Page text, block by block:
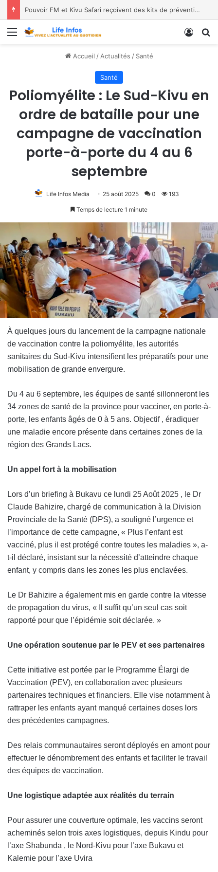
Pouvoir FM et Kivu Safari reçoivent des kits de prévention
Menu
Accueil / Actualités / Santé
Santé
Poliomyélite : Le Sud-Kivu en
ordre de bataille pour une
campagne de vaccination
porte-à-porte du 4 au 6
septembre
Life Infos Media 25 août 2025 0 193
Temps de lecture 1 minute
À quelques jours du lancement de la campagne nationale
de vaccination contre la poliomyélite, les autorités
sanitaires du Sud-Kivu intensifient les préparatifs pour une
mobilisation de grande envergure.
Du 4 au 6 septembre, les équipes de santé sillonneront les
34 zones de santé de la province pour vacciner, en porte-à-
porte, les enfants âgés de 0 à 5 ans. Objectif , éradiquer
une maladie encore présente dans certaines zones de la
région des Grands Lacs.
Un appel fort à la mobilisation
Lors d’un briefing à Bukavu ce lundi 25 Août 2025 , le Dr
Claude Bahizire, chargé de communication à la Division
Provinciale de la Santé (DPS), a souligné l’urgence et
l’importance de cette campagne, « Plus l’enfant est
vacciné, plus il est protégé contre toutes les maladies », a-
t-il déclaré, insistant sur la nécessité d’atteindre chaque
enfant, y compris dans les zones les plus enclavées.
Le Dr Bahizire a également mis en garde contre la vitesse
de propagation du virus, « Il suffit qu’un seul cas soit
rapporté pour que l’épidémie soit déclarée. »
Une opération soutenue par le PEV et ses partenaires
Cette initiative est portée par le Programme Élargi de
Vaccination (PEV), en collaboration avec plusieurs
partenaires techniques et financiers. Elle vise notamment à
rattraper les enfants ayant manqué certaines doses lors
des précédentes campagnes.
Des relais communautaires seront déployés en amont pour
effectuer le dénombrement des enfants et faciliter le travail
des équipes de vaccination.
Une logistique adaptée aux réalités du terrain
Pour assurer une couverture optimale, les vaccins seront
acheminés selon trois axes logistiques, depuis Kindu pour
l’axe Shabunda , le Nord-Kivu pour l’axe Bukavu et
Kalemie pour l’axe Uvira